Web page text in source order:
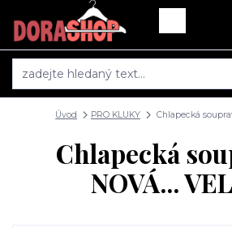
Úvod PRO KLUKY Chlapecká
Chlapecká
NOVÁ...